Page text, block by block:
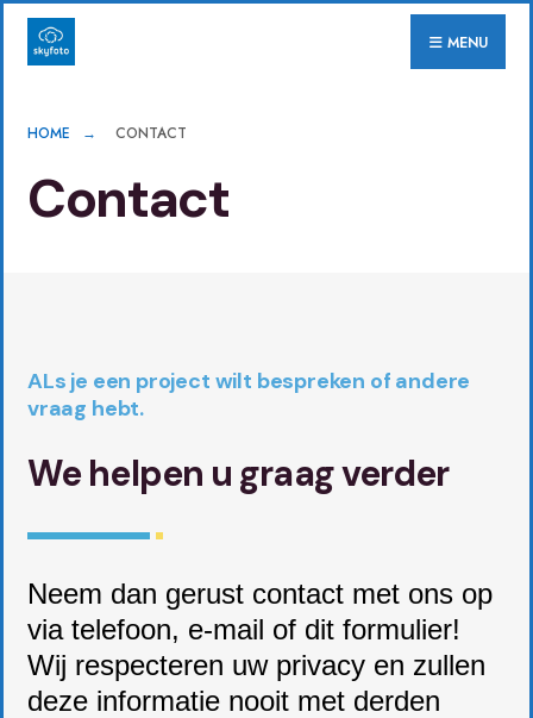
MENU
HOME CONTACT
Contact
ALs je een project wilt bespreken of andere
vraag hebt.
We helpen u graag verder
Neem dan gerust contact met ons op
via telefoon, e-mail of dit formulier!
Wij respecteren uw privacy en zullen
deze informatie nooit met derden